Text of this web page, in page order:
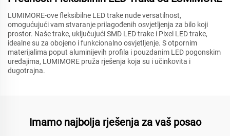
LUMIMORE-ove fleksibilne LED trake nude versatilnost,
omogućujući vam stvaranje prilagođenih osvjetljenja za bilo koji
prostor. Naše trake, uključujući SMD LED trake i Pixel LED trake,
idealne su za obojeno i funkcionalno osvjetljenje. S otpornim
materijalima poput aluminijevih profila i pouzdanim LED pogonskim
uređajima, LUMIMORE pruža rješenja koja su i učinkovita i
dugotrajna.
Imamo najbolja rješenja za vaš posao